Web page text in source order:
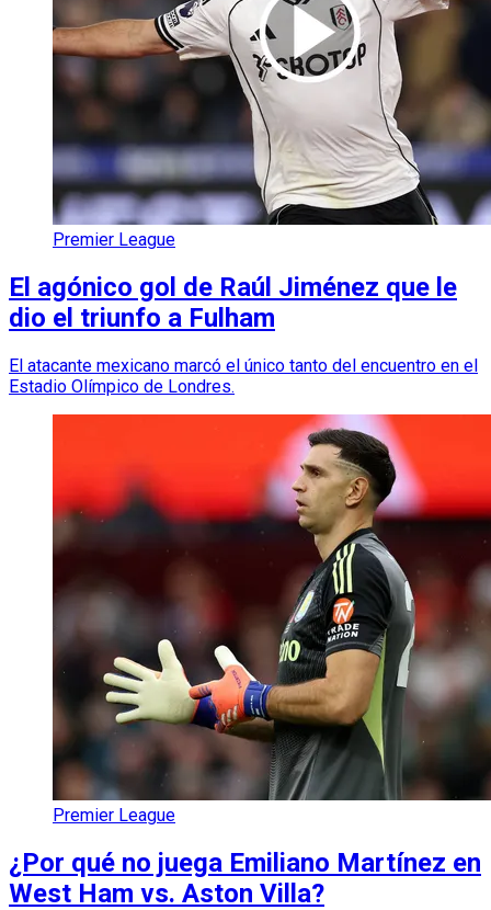
Premier League
El agónico gol de Raúl Jiménez que le
dio el triunfo a Fulham
El atacante mexicano marcó el único tanto del encuentro en el
Estadio Olímpico de Londres.
Premier League
¿Por qué no juega Emiliano Martínez en
West Ham vs. Aston Villa?